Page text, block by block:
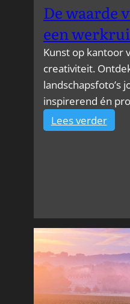
De waarde
een
Kunst op kantoor
creativiteit.
landschapsfoto’s
inspirerend én
Lees verder:
een